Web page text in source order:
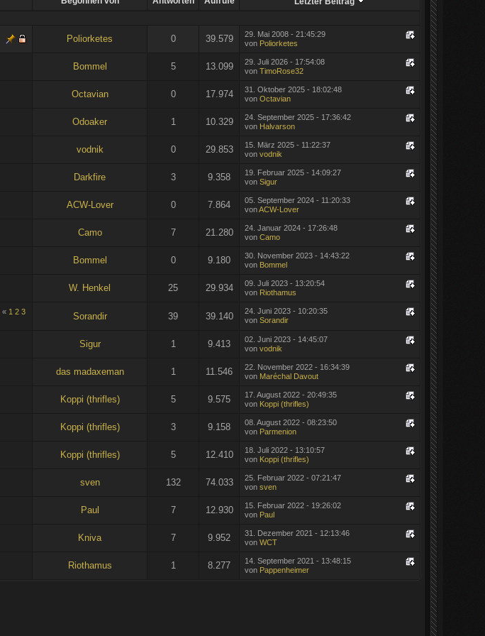
Poliorketes 0 39.579
29. Mai 2008 - 21:45:29
von Poliorketes
Bommel 5 13.099
29. Juli 2026 - 17:54:08
von TimoRose32
Octavian 0 17.974
31. Oktober 2025 - 18:02:48
von Octavian
Odoaker 1 10.329
24. September 2025 - 17:36:42
von Halvarson
vodnik 0 29.853
15. März 2025 - 11:22:37
von vodnik
Darkfire 3 9.358
19. Februar 2025 - 14:09:27
von Sigur
ACW-Lover 0 7.864
05. September 2024 - 11:20:33
vonACW-Lover
Camo 7 21.280
24. Januar 2024 - 17:26:48
von Camo
Bommel 0 9.180
30. November 2023 - 14:43:22
von Bommel
W. Henkel 25 29.934
09. Juli 2023 - 13:20:54
von Riothamus
« 1 2 3
Sorandir 39 39.140
24. Juni 2023 - 10:20:35
von Sorandir
Sigur 1 9.413
02. Juni 2023 - 14:45:07
von vodnik
das madaxeman 1 11.546
22. November 2022 - 16:34:39
von Maréchal Davout
Koppi (thrifles) 5 9.575
17. August 2022 - 20:49:35
von Koppi (thrifles)
Koppi (thrifles) 3 9.158
08. August 2022 - 08:23:50
von Parmenion
Koppi (thrifles) 5 12.410
18. Juli 2022 - 13:10:57
von Koppi (thrifles)
sven 132 74.033
25. Februar 2022 - 07:21:47
von sven
Paul 7 12.930
15. Februar 2022 - 19:26:02
von Paul
Kniva 7 9.952
31. Dezember 2021 - 12:13:46
von WCT
Riothamus 1 8.277
14. September 2021 - 13:48:15
von Pappenheimer